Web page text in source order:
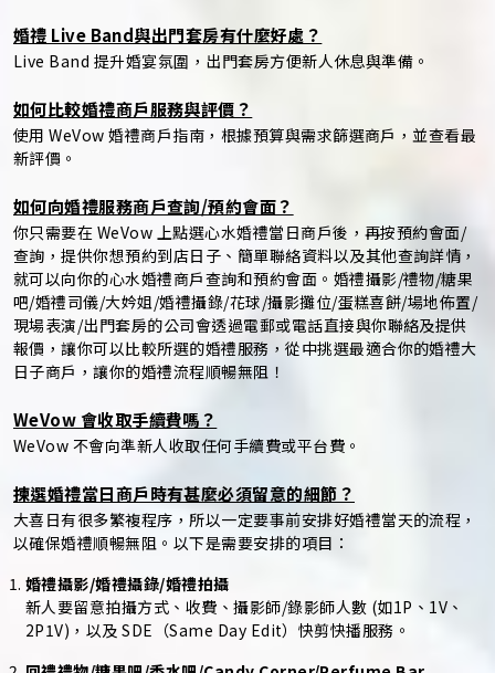
婚禮 Live Band與出門套房有什麼好處？
Live Band 提升婚宴氛圍，出門套房方便新人休息與準備。
如何比較婚禮商戶服務與評價？
使用 WeVow 婚禮商戶指南，根據預算與需求篩選商戶，並查看最
新評價。
如何向婚禮服務商戶查詢/預約會面？
你只需要在 WeVow 上點選心水婚禮當日商戶後，再按預約會面/
查詢，提供你想預約到店日子、簡單聯絡資料以及其他查詢詳情，
就可以向你的心水婚禮商戶查詢和預約會面。婚禮攝影/禮物/糖果
吧/婚禮司儀/大妗姐/婚禮攝錄/花球/攝影攤位/蛋糕喜餅/場地佈置/
現場表演/出門套房的公司會透過電郵或電話直接與你聯絡及提供
報價，讓你可以比較所選的婚禮服務，從中挑選最適合你的婚禮大
日子商戶，讓你的婚禮流程順暢無阻！
WeVow 會收取手續費嗎？
WeVow 不會向準新人收取任何手續費或平台費。
揀選婚禮當日商戶時有甚麼必須留意的細節？
大喜日有很多繁複程序，所以一定要事前安排好婚禮當天的流程，
以確保婚禮順暢無阻。以下是需要安排的項目：
婚禮攝影/婚禮攝錄/婚禮拍攝
新人要留意拍攝方式、收費、攝影師/錄影師人數 (如1P、1V、
2P1V)，以及 SDE（Same Day Edit）快剪快播服務。